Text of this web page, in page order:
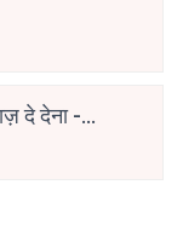
दे देना -